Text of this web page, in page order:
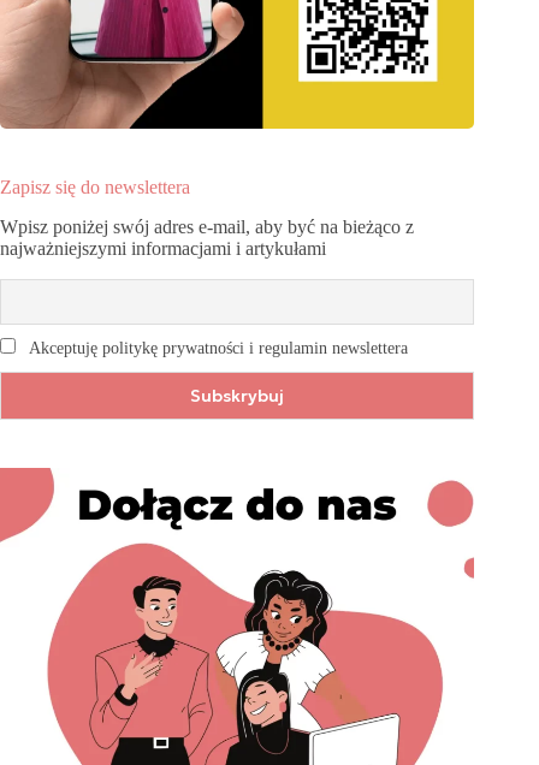
Zapisz się do newslettera
Wpisz poniżej swój adres e-mail, aby być na bieżąco z
najważniejszymi informacjami i artykułami
Akceptuję politykę prywatności i regulamin newslettera